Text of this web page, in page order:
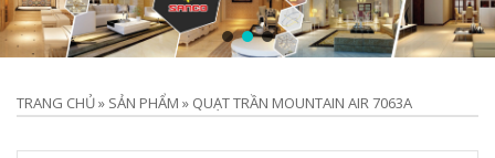
TRANG CHỦ» SẢN PHẨM » QUẠT TRẦN MOUNTAIN AIR 7063A